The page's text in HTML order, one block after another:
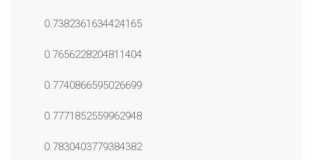
0.7382361634424165
0.7656228204811404
0.7740866595026699
0.7771852559962948
0.7830403779384382